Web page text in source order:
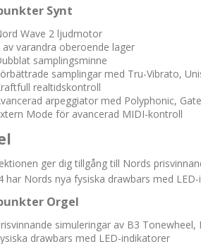
Synt
Wave 2 ljudmotor
av varandra oberoende lager
samplingsminne
samplingar med Tru-Vibrato,
realtidskontroll
arpeggiator med Polyphonic,
Mode för avancerad MIDI-kontroll
ger dig tillgång till Nords
har Nords nya fysiska drawbars med
Orgel
simuleringar av B3
drawbars med LED-indikatorer